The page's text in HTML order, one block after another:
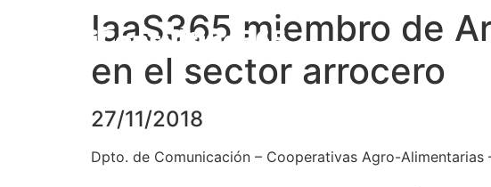
IaaS365 miembro de
en el sector arrocero
27/11/2018
Dpto. de Comunicación – Cooperativas Agro-Alimentarias